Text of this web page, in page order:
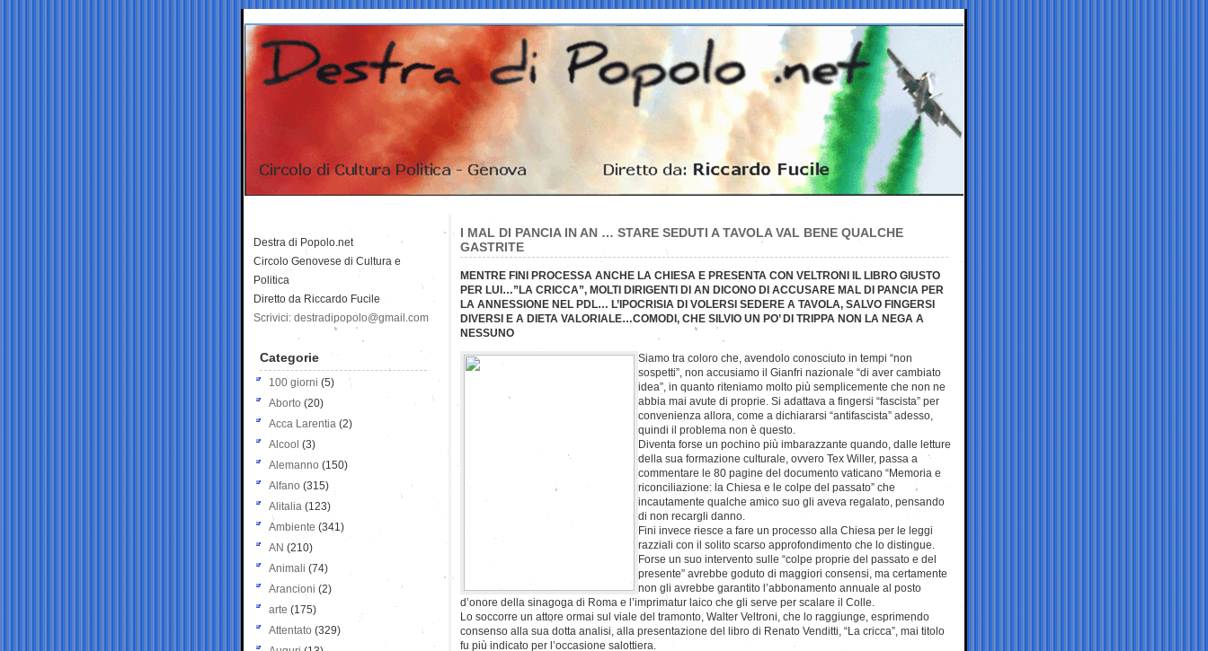
I MAL DI PANCIA IN AN … STARE SEDUTI A TAVOLA VAL BENE QUALCHE
GASTRITE
MENTRE FINI PROCESSA ANCHE LA CHIESA E PRESENTA CON VELTRONI IL LIBRO GIUSTO
PER LUI…”LA CRICCA”, MOLTI DIRIGENTI DI AN DICONO DI ACCUSARE MAL DI PANCIA PER
LA ANNESSIONE NEL PDL… L’IPOCRISIA DI VOLERSI SEDERE A TAVOLA, SALVO FINGERSI
DIVERSI E A DIETA VALORIALE…COMODI, CHE SILVIO UN PO’ DI TRIPPA NON LA NEGA A
NESSUNO
Siamo tra coloro che, avendolo conosciuto in tempi “non
sospetti”, non accusiamo il Gianfri nazionale “di aver cambiato
idea”, in quanto riteniamo molto più semplicemente che non ne
abbia mai avute di proprie. Si adattava a fingersi “fascista” per
convenienza allora, come a dichiararsi “antifascista” adesso,
quindi il problema non è questo.
Diventa forse un pochino più imbarazzante quando, dalle letture
della sua formazione culturale, ovvero Tex Willer, passa a
commentare le 80 pagine del documento vaticano “Memoria e
riconciliazione: la Chiesa e le colpe del passato” che
incautamente qualche amico suo gli aveva regalato, pensando
di non recargli danno.
Fini invece riesce a fare un processo alla Chiesa per le leggi
razziali con il solito scarso approfondimento che lo distingue.
Forse un suo intervento sulle “colpe proprie del passato e del
presente” avrebbe goduto di maggiori consensi, ma certamente
non gli avrebbe garantito l’abbonamento annuale al posto
d’onore della sinagoga di Roma e l’imprimatur laico che gli serve per scalare il Colle.
Lo soccorre un attore ormai sul viale del tramonto, Walter Veltroni, che lo raggiunge, esprimendo
consenso alla sua dotta analisi, alla presentazione del libro di Renato Venditti, “La cricca”, mai titolo
fu più indicato per l’occasione salottiera.
Destra di Popolo.net
Circolo Genovese di Cultura e
Politica
Diretto da Riccardo Fucile
Scrivici: destradipopolo@gmail.com
Categorie
100 giorni (5)
Aborto (20)
Acca Larentia (2)
Alcool (3)
Alemanno (150)
Alfano (315)
Alitalia (123)
Ambiente (341)
AN (210)
Animali (74)
Arancioni (2)
arte (175)
Attentato (329)